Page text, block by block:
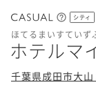
シティ
ほてるまいすていず
ホテルマ
千葉県成田市大山